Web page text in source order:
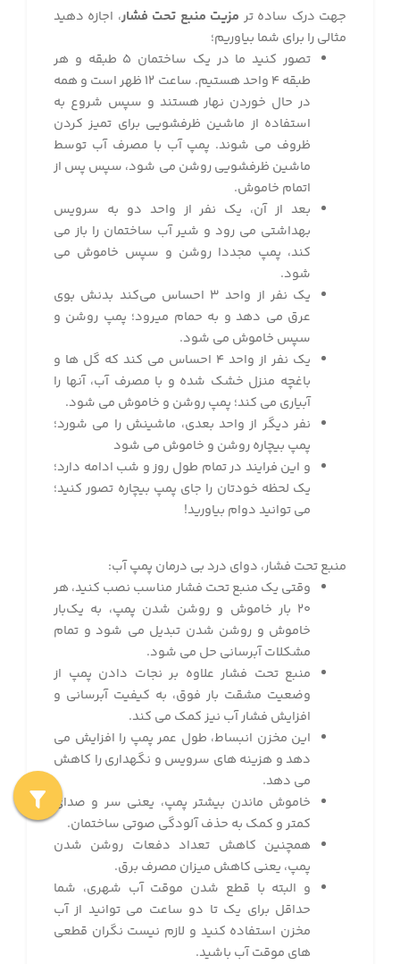
جهت درک ساده تر مزیت منبع تحت فشار، اجازه دهید
مثالی را برای شما بیاوریم؛
تصور کنید ما در یک ساختمان ۵ طبقه و هر
طبقه ۴ واحد هستیم. ساعت ۱۲ ظهر است و همه
در حال خوردن نهار هستند و سپس شروع به
استفاده از ماشین ظرفشویی برای تمیز کردن
ظروف می شوند. پمپ آب با مصرف آب توسط
ماشین ظرفشویی روشن می شود، سپس پس از
اتمام خاموش.
بعد از آن، یک نفر از واحد دو به سرویس
بهداشتی می رود و شیر آب ساختمان را باز می
کند، پمپ مجددا روشن و سپس خاموش می
شود.
یک نفر از واحد ۳ احساس می‌کند بدنش بوی
عرق می دهد و به حمام میرود؛ پمپ روشن و
سپس خاموش می شود.
یک نفر از واحد ۴ احساس می کند که گل ها و
باغچه منزل خشک شده و با مصرف آب، آنها را
آبیاری می کند؛ پمپ روشن و خاموش می شود.
نفر دیگر از واحد بعدی، ماشینش را می شورد؛
پمپ بیچاره روشن و خاموش می شود
و این فرایند در تمام طول روز و شب ادامه دارد؛
یک لحظه خودتان را جای پمپ بیچاره تصور کنید؛
می توانید دوام بیاورید!
منبع تحت فشار، دوای درد بی درمان پمپ آب:
وقتی یک منبع تحت فشار مناسب نصب کنید، هر
۲۰ بار خاموش و روشن شدن پمپ، به یک‌بار
خاموش و روشن شدن تبدیل می شود و تمام
مشکلات آبرسانی حل می شود.
منبع تحت فشار علاوه بر نجات دادن پمپ از
وضعیت مشقت بار فوق، به کیفیت آبرسانی و
افزایش فشار آب نیز کمک می کند.
این مخزن انبساط، طول عمر پمپ را افزایش می
دهد و هزینه های سرویس و نگهداری را کاهش
می دهد.
خاموش ماندن بیشتر پمپ، یعنی سر و صدای
کمتر و کمک به حذف آلودگی صوتی ساختمان.
همچنین کاهش تعداد دفعات روشن شدن
پمپ، یعنی کاهش میزان مصرف برق.
و البته با قطع شدن موقت آب شهری، شما
حداقل برای یک تا دو ساعت می توانید از آب
مخزن استفاده کنید و لازم نیست نگران قطعی
های موقت آب باشید.